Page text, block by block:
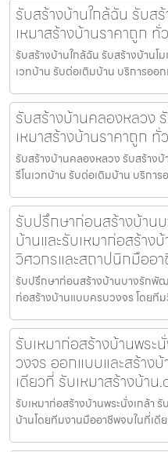
รับสร้างบ้านใกล้ฉัน รับส
เหมาสร้างบ้านราคาถูก ทั่
รับสร้างบ้านใกล้ฉัน รับสร้างบ้านโ
เวทบ้าน รับต่อเติมบ้าน บริการออ
รับสร้างบ้านคลองหลวง
เหมาสร้างบ้านราคาถูก ทั่
รับสร้างบ้านคลองหลวง รับสร้างบ้
รีโนเวทบ้าน รับต่อเติมบ้าน บริกา
รับปรึกษาก่อนสร้างบ้าน
บ้านและรับเหมาก่อสร้าง
วิศวกรและสถาปนิกมืออ
รับปรึกษาก่อนสร้างบ้านบางรักพัฒ
ก่อสร้างบ้านแบบครบวงจร โดยที
รับเหมาก่อสร้างบ้านพระ
วงจร ออกแบบและสร้าง
เดียวที่ รับเหมาสร้างบ้าน
รับเหมาก่อสร้างบ้านพระนั่งเกล้า
บ้านโดยทีมงานมืออาชีพจบในที่เดี